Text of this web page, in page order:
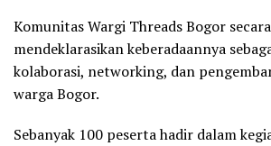
Komunitas Wargi Threads Bogor
mendeklarasikan keberadaannya
kolaborasi, networking, dan
warga Bogor.
Sebanyak 100 peserta hadir dalam